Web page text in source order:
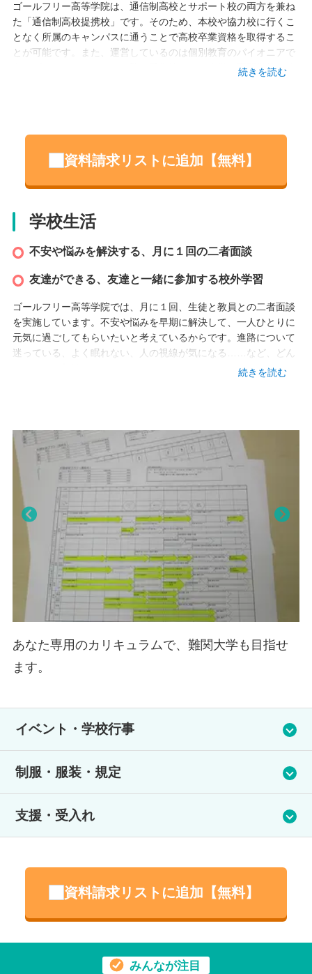
ゴールフリー高等学院は、通信制高校とサポート校の両方を兼ね
た「通信制高校提携校」です。そのため、本校や協力校に行くこ
となく所属のキャンパスに通うことで高校卒業資格を取得するこ
とが可能です。また、運営しているのは個別教育のパイオニアで
あるゴールフリーなので、塾や予備校なしで大学や専門学校に進
設立
本校情報
滋賀県草津市大路2-3-11
TEL
アクセス
・JR琵琶湖線 草津駅 徒歩7分
続きを読む
資料請求リストに追加【無料】
学校生活
不安や悩みを解決する、月に１回の二者面談
友達ができる、友達と一緒に参加する校外学習
ゴールフリー高等学院では、月に１回、生徒と教員との二者面談
を実施しています。不安や悩みを早期に解決して、一人ひとりに
元気に過ごしてもらいたいと考えているからです。進路について
迷っている、よく眠れない、人の視線が気になる……など、どん
を深めて楽しい高校生活を過ごし、希望する進路を実現しましょ
う。
校外学習は特別活動や該当科目のスクーリングに充当することが
可能です。
続きを読む
Pre
viou
あなた専用のカリキュラムで、難関大学も目指せ
ます。
イベント・学校行事
ドワーク、街角散策、ものづくり体験など、様々なものを用意
す。
制服・服装・規定
生徒の皆さんにお願いしているのは、髪の毛を染めない(パーマ
支援・受入れ
月に１回、生徒との二者面談を実施し精神面のフォローを行っ
ています。保護者様向けには、保護者交流会・コーチングセミ
ナー・ほめ育セミナーを実施しています。
専門家のメンタルサポートあり
資料請求リストに追加【無料】
みんなが注目